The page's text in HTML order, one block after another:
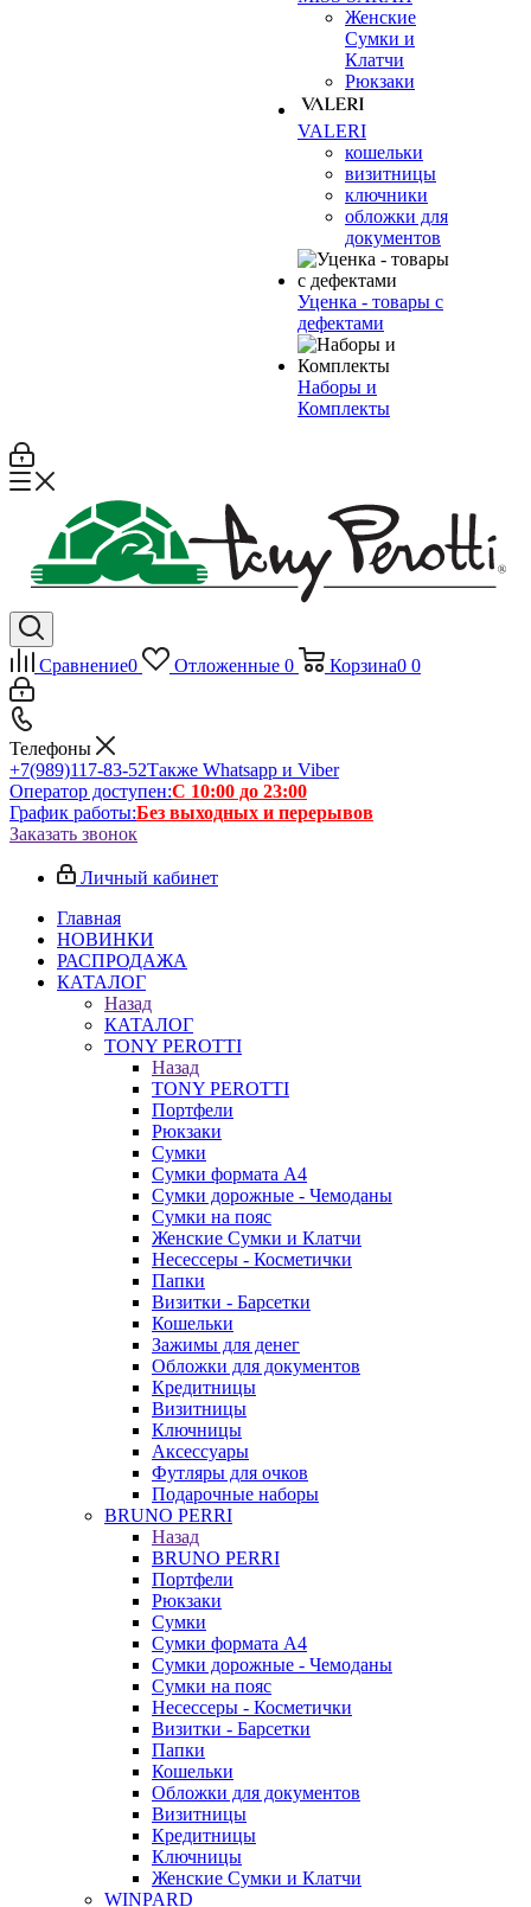
Женские
Сумки и
Клатчи
Рюкзаки
VALERI
кошельки
визитницы
ключники
обложки для
документов
Уценка - товары с
дефектами
Наборы и
Комплекты
Сравнение0 Отложенные 0 Корзина0 0
Телефоны
+7(989)117-83-52Также Whatsapp и Viber
Оператор доступен:С 10:00 до 23:00
График работы:Без выходных и перерывов
Заказать звонок
Личный кабинет
Главная
НОВИНКИ
РАСПРОДАЖА
КАТАЛОГ
Назад
КАТАЛОГ
TONY PEROTTI
Назад
TONY PEROTTI
Портфели
Рюкзаки
Сумки
Сумки формата А4
Сумки дорожные - Чемоданы
Сумки на пояс
Женские Сумки и Клатчи
Несессеры - Косметички
Папки
Визитки - Барсетки
Кошельки
Зажимы для денег
Обложки для документов
Кредитницы
Визитницы
Ключницы
Аксессуары
Футляры для очков
Подарочные наборы
BRUNO PERRI
Назад
BRUNO PERRI
Портфели
Рюкзаки
Сумки
Сумки формата А4
Сумки дорожные - Чемоданы
Сумки на пояс
Несессеры - Косметички
Визитки - Барсетки
Папки
Кошельки
Обложки для документов
Визитницы
Кредитницы
Ключницы
Женские Сумки и Клатчи
WINPARD